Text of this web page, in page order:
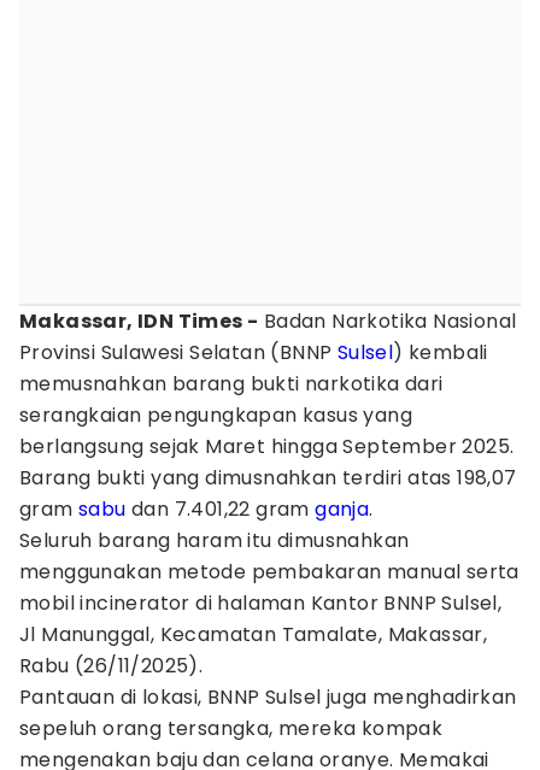
Makassar, IDN Times - Badan Narkotika Nasional
Provinsi Sulawesi Selatan (BNNP Sulsel) kembali
memusnahkan barang bukti narkotika dari
serangkaian pengungkapan kasus yang
berlangsung sejak Maret hingga September 2025.
Barang bukti yang dimusnahkan terdiri atas 198,07
gram sabu dan 7.401,22 gramganja.
Seluruh barang haram itu dimusnahkan
menggunakan metode pembakaran manual serta
mobil incinerator di halaman Kantor BNNP Sulsel,
Jl Manunggal, Kecamatan Tamalate, Makassar,
Rabu (26/11/2025).
Pantauan di lokasi, BNNP Sulsel juga menghadirkan
sepeluh orang tersangka, mereka kompak
mengenakan baju dan celana oranye. Memakai